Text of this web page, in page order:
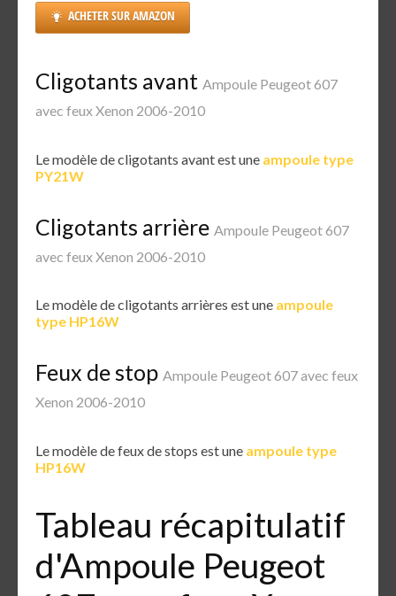
ACHETER SUR AMAZON
Cligotants avant Ampoule Peugeot 607
avec feux Xenon 2006-2010
Le modèle de cligotants avant est une ampoule type
PY21W
Cligotants arrière Ampoule Peugeot 607
avec feux Xenon 2006-2010
Le modèle de cligotants arrières est une ampoule
type HP16W
Feux de stop Ampoule Peugeot 607 avec feux
Xenon 2006-2010
Le modèle de feux de stops est une ampoule type
HP16W
Tableau récapitulatif
d'Ampoule Peugeot